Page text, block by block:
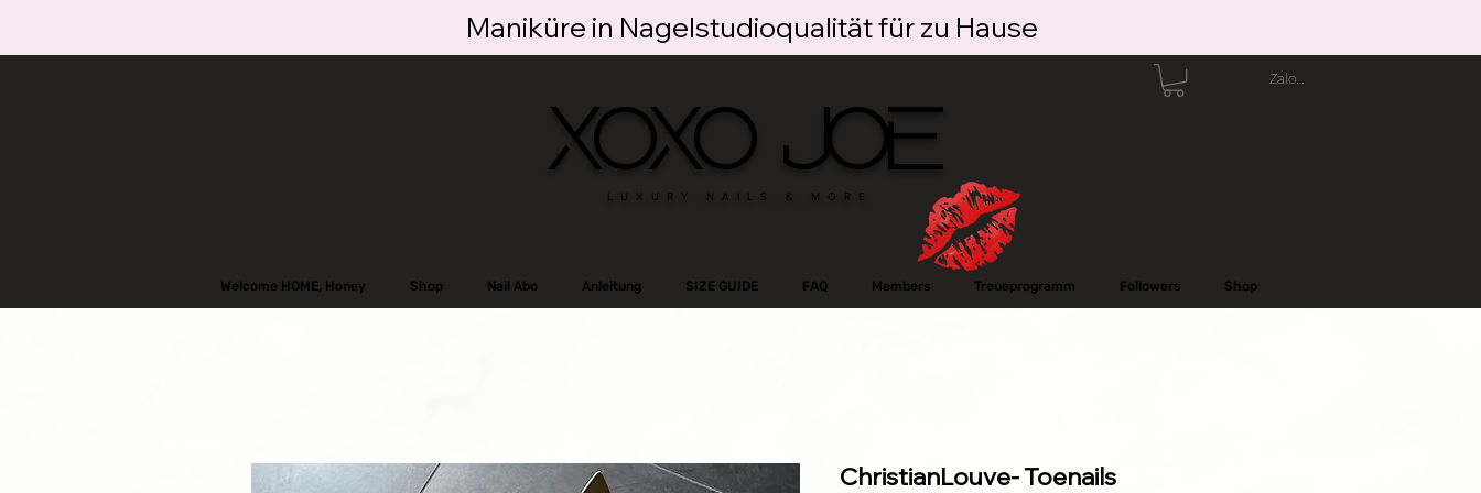
Maniküre in Nagelstudioqualität für zu Hause
XOXO JOE
LUXURY NAILS & MORE
Zaloguj się
Welcome HOME, Honey Shop Nail Abo Anleitung SIZE GUIDE FAQ Members Treueprogramm Followers Shop
ChristianLouve- Toenails